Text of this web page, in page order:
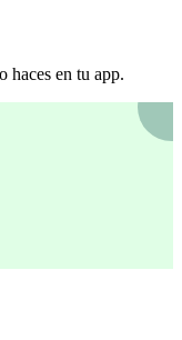
haces en tu app.